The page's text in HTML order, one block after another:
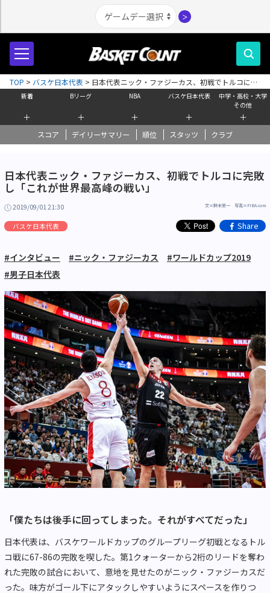
＞
新着
＋
Bリーグ
＋
NBA
＋
バスケ日本代表
＋
中学・高校・大学
その他
＋
スコア デイリーサマリー 順位 スタッツ クラブ
TOP > バスケ日本代表 > 日本代表ニック・ファジーカス、初戦でトルコに完
敗し「これが世界最高峰の戦い」
日本代表ニック・ファジーカス、初戦でトルコに完敗
し「これが世界最高峰の戦い」
2019/09/01 21:30 文＝鈴木栄一 写真＝FIBA.com
バスケ日本代表 Share
#インタビュー #ニック・ファジーカス
#ワールドカップ2019
#男子日本代表
「僕たちは後手に回ってしまった。それがすべてだった」
日本代表は、バスケワールドカップのグループリーグ初戦となるトル
コ戦に67-86の完敗を喫した。第1クォーターから2桁のリードを奪わ
れた完敗の試合において、意地を見せたのがニック・ファジーカスだ
った。味方がゴール下にアタックしやすいようにスペースを作りつ